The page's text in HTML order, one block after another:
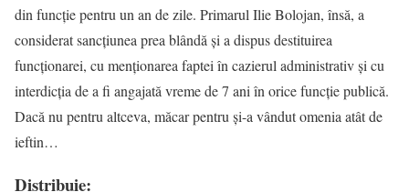
din funcţie pentru un an de zile. Primarul Ilie Bolojan, însă, a
considerat sancţiunea prea blândă şi a dispus destituirea
funcţionarei, cu menţionarea faptei în cazierul administrativ şi cu
interdicţia de a fi angajată vreme de 7 ani în orice funcţie publică.
Dacă nu pentru altceva, măcar pentru şi-a vândut omenia atât de
ieftin…
Distribuie: